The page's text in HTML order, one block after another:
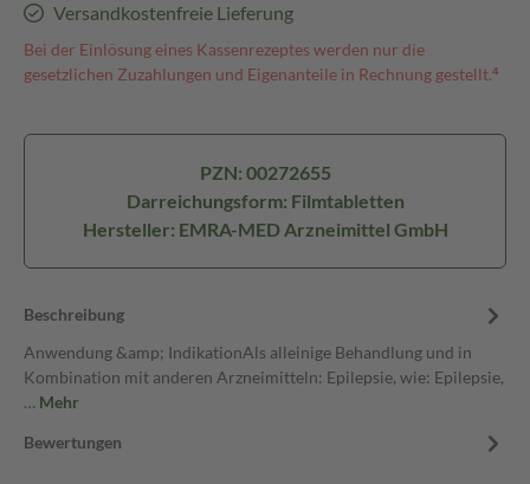
Versandkostenfreie Lieferung
Bei der Einlösung eines Kassenrezeptes werden nur die
gesetzlichen Zuzahlungen und Eigenanteile in Rechnung gestellt.⁴
PZN: 00272655
Darreichungsform: Filmtabletten
Hersteller: EMRA-MED Arzneimittel GmbH
Beschreibung
Anwendung &amp; IndikationAls alleinige Behandlung und in
Kombination mit anderen Arzneimitteln: Epilepsie, wie: Epilepsie,
… Mehr
Bewertungen